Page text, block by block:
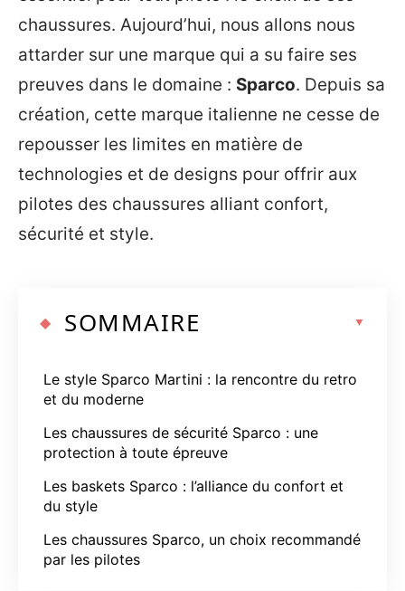
chaussures. Aujourd’hui, nous allons nous
attarder sur une marque qui a su faire ses
preuves dans le domaine : Sparco. Depuis sa
création, cette marque italienne ne cesse de
repousser les limites en matière de
technologies et de designs pour offrir aux
pilotes des chaussures alliant confort,
sécurité et style.
SOMMAIRE
Le style Sparco Martini : la rencontre du retro
et du moderne
Les chaussures de sécurité Sparco : une
protection à toute épreuve
Les baskets Sparco : l’alliance du confort et
du style
Les chaussures Sparco, un choix recommandé
par les pilotes